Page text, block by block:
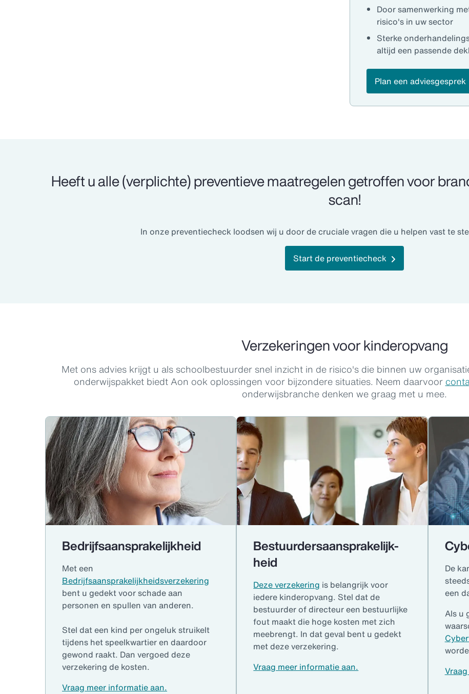
Door samenwerking
risico's in uw sector
Sterke
altijd een passende
Plan een adviesgesprek
Heeft u alle (verplichte) preventieve maatregelen getroffen voor
scan!
In onze preventiecheck loodsen wij u door de cruciale vragen die u helpen vast te
Start de preventiecheck
Verzekeringen voor kinderopvang
Met ons advies krijgt u als schoolbestuurder snel inzicht in de risico's die binnen uw
onderwijspakket biedt Aon ook oplossingen voor bijzondere situaties. Neem daarvoor
onderwijsbranche denken we graag met u mee.
Bedrijfsaansprakelijkheid
Met een
Bedrijfsaansprakelijkheidsverzekering
bent u gedekt voor schade aan
personen en spullen van anderen.
Stel dat een kind per ongeluk struikelt
tijdens het speelkwartier en daardoor
gewond raakt. Dan vergoed deze
verzekering de kosten.
Vraag meer informatie aan.
Bestuurdersaansprakelijk-
heid
Deze verzekering is belangrijk voor
iedere kinderopvang. Stel dat de
bestuurder of directeur een bestuurlijke
fout maakt die hoge kosten met zich
meebrengt. In dat geval bent u gedekt
met deze verzekering.
Vraag meer informatie aan.
De
een
Als u